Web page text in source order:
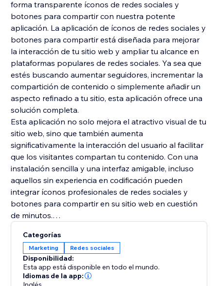
forma transparente íconos de redes sociales y
botones para compartir con nuestra potente
aplicación. La aplicación de íconos de redes sociales y
botones para compartir está diseñada para mejorar
la interacción de tu sitio web y ampliar tu alcance en
plataformas populares de redes sociales. Ya sea que
estés buscando aumentar seguidores, incrementar la
compartición de contenido o simplemente añadir un
aspecto refinado a tu sitio, esta aplicación ofrece una
solución completa.
Esta aplicación no solo mejora el atractivo visual de tu
sitio web, sino que también aumenta
significativamente la interacción del usuario al facilitar
que los visitantes compartan tu contenido. Con una
instalación sencilla y una interfaz amigable, incluso
aquellos sin experiencia en codificación pueden
integrar íconos profesionales de redes sociales y
botones para compartir en su sitio web en cuestión
de minutos.
para compartir es una herramienta imprescindible
para mejorar tu presencia en línea y atraer más tráfico
a tu sitio.
Descarga la aplicación de íconos de redes sociales y
Categorías
Marketing Redes sociales
Disponibilidad:
Esta app está disponible en todo el mundo.
Idiomas de la app: